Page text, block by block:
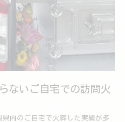
ないご自宅での訪問火
内のご自宅で火葬した実績が多